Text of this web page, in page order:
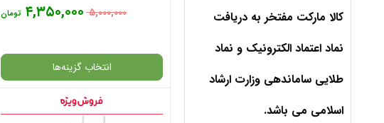
کالا مارکت مفتخر به دریافت
نماد اعتماد الکترونیک و نماد
طلایی ساماندهی وزارت ارشاد
اسلامی می باشد.
۵,۰۰۰,۰۰۰ ۴,۳۵۰,۰۰۰ تومان
انتخاب گزینه‌ها